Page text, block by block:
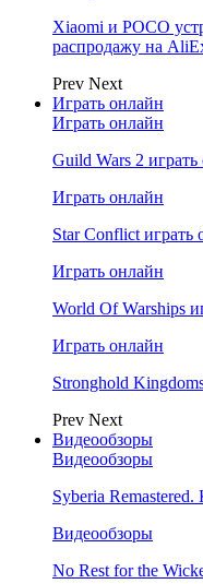
Xiaomi и POCO
распродажу на
Prev Next
Играть онлайн
Играть онлайн
Guild Wars 2
Играть онлайн
Star Conflict играть
Играть онлайн
World Of Warships
Играть онлайн
Stronghold
Prev Next
Видеообзоры
Видеообзоры
Syberia
Видеообзоры
No Rest for the